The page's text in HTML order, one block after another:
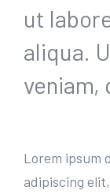
ut
aliqua.
veniam,
Lorem ipsum
adipiscing